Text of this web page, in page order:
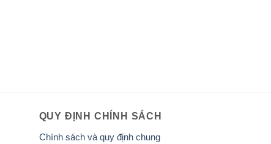
QUY ĐỊNH CHÍNH SÁCH
Chính sách và quy định chung